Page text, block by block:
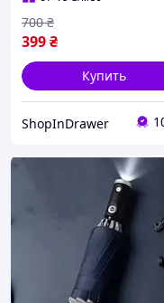
399₴
700 ₴
Купить
ShopInDrawer